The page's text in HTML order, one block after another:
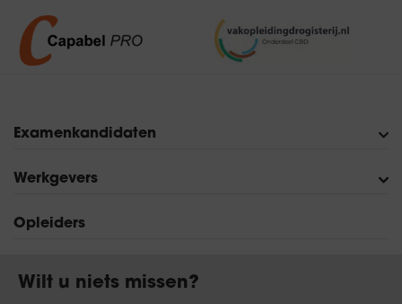
Examenkandidaten
Werkgevers
Verkoop in de Drogisterij
Assistent-Drogist
Drogist
Opleiders
Exameneisen
Wilt u niets missen?